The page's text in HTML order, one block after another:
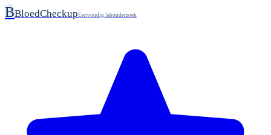
BBloedCheckupEenvoudig labonderzoek